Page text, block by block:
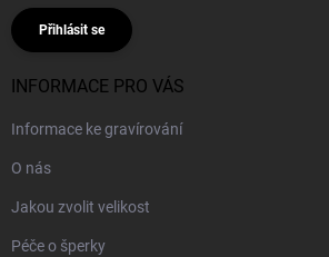
Přihlásit se
INFORMACE PRO VÁS
Informace ke gravírování
O nás
Jakou zvolit velikost
Péče o šperky